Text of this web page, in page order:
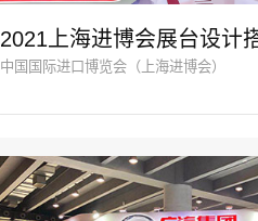
中国国际进口博览会（上海进博会）